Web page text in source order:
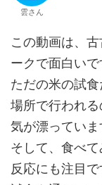
雲さん
この動画は、
ークで面白いで
ただの米の試
場所で行われ
気が漂っていま
そして、食べ
反応にも注目で